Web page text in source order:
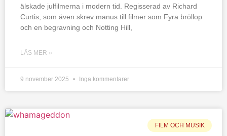
älskade julfilmerna i modern tid. Regisserad av Richard
Curtis, som även skrev manus till filmer som Fyra bröllop
och en begravning och Notting Hill,
LÄS MER »
9 november 2025 Inga kommentarer
FILM OCH MUSIK